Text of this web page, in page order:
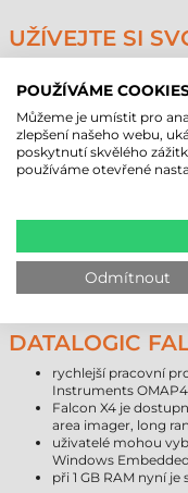
UŽÍVEJTE SI
MIMO) mobilního
terminály mají k dispozici
v4, díky které jsou
WLAN.
Kromě obvyklých
postupu "GREEN SPOT".
který po úspěšném
DATALOGIC
rychlejší pracovní
Instruments OMAP4
Falcon X4 je
area imager, long
uživatelé mohou
Windows
při 1 GB RAM nyní
POUŽÍVÁME
Můžeme je umístit pro
zlepšení našeho webu,
poskytnutí skvělého
používáme otevřené
Odmítnout